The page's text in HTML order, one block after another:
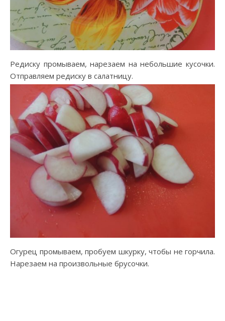
Редиску промываем, нарезаем на небольшие кусочки.
Отправляем редиску в салатницу.
Огурец промываем, пробуем шкурку, чтобы не горчила.
Нарезаем на произвольные брусочки.